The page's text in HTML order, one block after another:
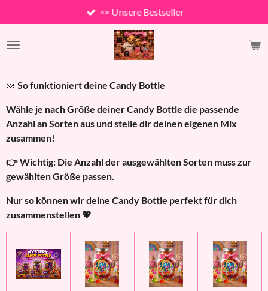
Hauptinhalt
springen
🍬 Unsere Bestseller
🍬 So funktioniert deine Candy Bottle
Wähle je nach Größe deiner Candy Bottle die passende
Anzahl an Sorten aus und stelle dir deinen eigenen Mix
zusammen!
👉 Wichtig: Die Anzahl der ausgewählten Sorten muss zur
gewählten Größe passen.
Nur so können wir deine Candy Bottle perfekt für dich
zusammenstellen 💖